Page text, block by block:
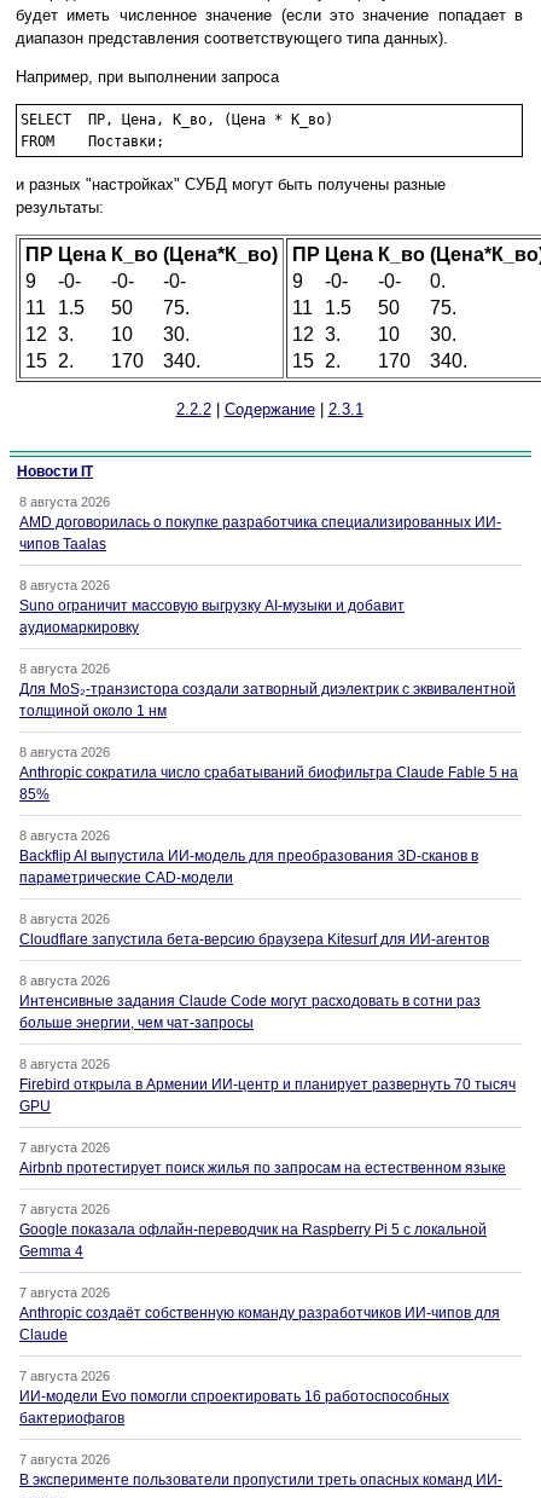
будет иметь численное значение (если это значение попадает в
диапазон представления соответствующего типа данных).
Например, при выполнении запроса
SELECT	ПР, Цена, К_во, (Цена * К_во)
FROM	Поставки;
и разных "настройках" СУБД могут быть получены разные
результаты:
ПР Цена К_во (Цена*К_во)
9
-0- -0-
-0-
11
1.5 50
75.
12 3. 10
30.
15 2. 170 340.
ПР Цена К_во
9
-0- -0-
0.
11
1.5 50
75.
12 3. 10
30.
15 2. 170 340.
2.2.2| Содержание| 2.3.1
Новости IT
8 августа 2026
AMD договорилась о покупке разработчика специализированных ИИ-
чипов Taalas
8 августа 2026
Suno ограничит массовую выгрузку AI-музыки и добавит
аудиомаркировку
8 августа 2026
Для MoS₂-транзистора создали затворный диэлектрик с эквивалентной
толщиной около 1 нм
8 августа 2026
Anthropic сократила число срабатываний биофильтра Claude Fable 5 на
85%
8 августа 2026
Backflip AI выпустила ИИ-модель для преобразования 3D-сканов в
параметрические CAD-модели
8 августа 2026
Cloudflare запустила бета-версию браузера Kitesurf для ИИ-агентов
8 августа 2026
Интенсивные задания Claude Code могут расходовать в сотни раз
больше энергии, чем чат-запросы
8 августа 2026
Firebird открыла в Армении ИИ-центр и планирует развернуть 70 тысяч
GPU
7 августа 2026
Airbnb протестирует поиск жилья по запросам на естественном языке
7 августа 2026
Google показала офлайн-переводчик на Raspberry Pi 5 с локальной
Gemma 4
7 августа 2026
Anthropic создаёт собственную команду разработчиков ИИ-чипов для
Claude
7 августа 2026
ИИ-модели Evo помогли спроектировать 16 работоспособных
бактериофагов
7 августа 2026
В эксперименте пользователи пропустили треть опасных команд ИИ-